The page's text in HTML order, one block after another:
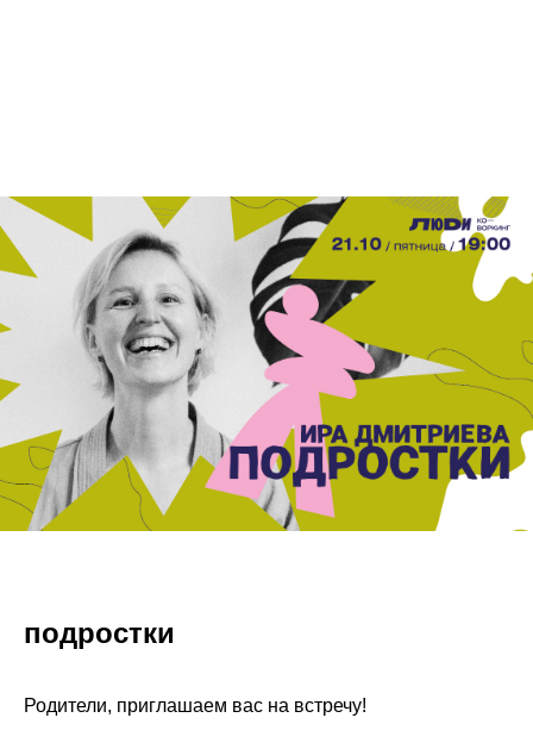
подростки
Родители, приглашаем вас на встречу!